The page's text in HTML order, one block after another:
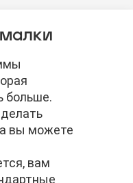
больше.
вы можете
вам